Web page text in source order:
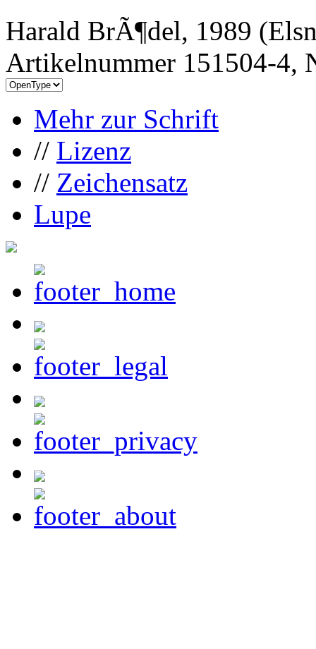
Harald BrÃ¶del, 1989
Artikelnummer 151504-4,
Mehr zur Schrift
// Lizenz
// Zeichensatz
Lupe